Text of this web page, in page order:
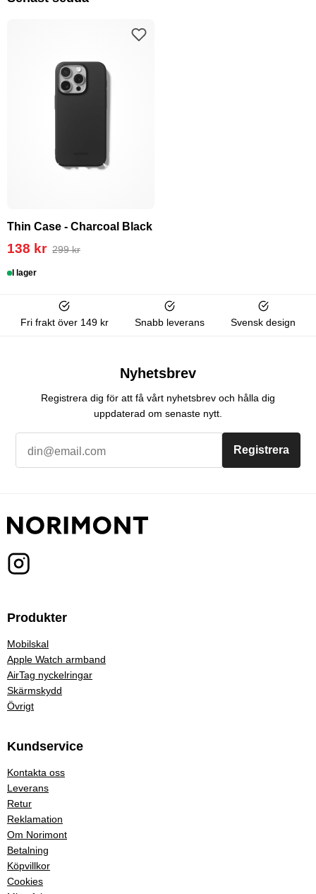
Thin Case - Charcoal Black
138 kr 299 kr
I lager
Fri frakt över 149 kr Snabb leverans Svensk design
Nyhetsbrev
Registrera dig för att få vårt nyhetsbrev och hålla dig
uppdaterad om senaste nytt.
Registrera
Produkter
Mobilskal
Apple Watch armband
AirTag nyckelringar
Skärmskydd
Övrigt
Kundservice
Kontakta oss
Leverans
Retur
Reklamation
Om Norimont
Betalning
Köpvillkor
Cookies